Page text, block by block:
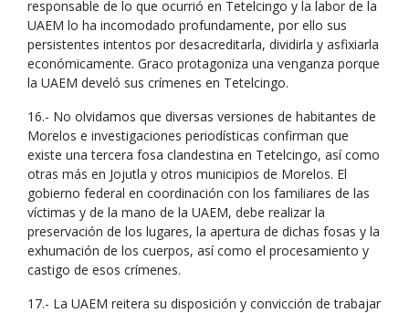
responsable de lo que ocurrió en Tetelcingo y la labor de la
UAEM lo ha incomodado profundamente, por ello sus
persistentes intentos por desacreditarla, dividirla y asfixiarla
económicamente. Graco protagoniza una venganza porque
la UAEM develó sus crímenes en Tetelcingo.
16.- No olvidamos que diversas versiones de habitantes de
Morelos e investigaciones periodísticas confirman que
existe una tercera fosa clandestina en Tetelcingo, así como
otras más en Jojutla y otros municipios de Morelos. El
gobierno federal en coordinación con los familiares de las
víctimas y de la mano de la UAEM, debe realizar la
preservación de los lugares, la apertura de dichas fosas y la
exhumación de los cuerpos, así como el procesamiento y
castigo de esos crímenes.
17.- La UAEM reitera su disposición y convicción de trabajar